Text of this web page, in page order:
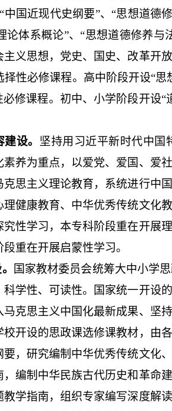
国近现代史纲要”、“思想道德
体系概论”、“思想道德修养与
主义思想，党史、国史、改革开
性必修课程。高中阶段开设“
修课程。初中、小学阶段开设
设。 坚持用习近平新时代中国
养为重点，以爱党、爱国、爱
思主义理论教育，系统进行中
健康教育、中华优秀传统文化
性学习，本专科阶段重在开展
重在开展启蒙性学习。
国家教材委员会统筹大中小学
学性、可读性。国家统一开设
克思主义中国化最新成果、坚
开设的思政课选修课教材，由
，研究编制中华优秀传统文化
编制中华民族古代历史和革命
学指南，组织专家编写深度解